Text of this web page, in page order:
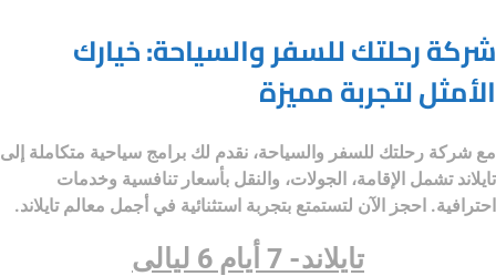
شركة رحلتك للسفر والسياحة: خيارك
الأمثل لتجربة مميزة
مع شركة رحلتك للسفر والسياحة، نقدم لك برامج سياحية متكاملة إلى
تايلاند تشمل الإقامة، الجولات، والنقل بأسعار تنافسية وخدمات
احترافية. احجز الآن لتستمتع بتجربة استثنائية في أجمل معالم تايلاند.
تايلاند- 7 أيام 6 ليالى